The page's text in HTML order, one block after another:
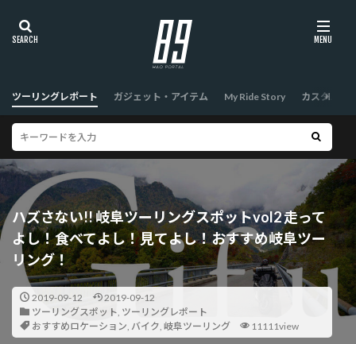
ツーリングレポート ガジェット・アイテム My Ride Story カスタム
ハズさない!! 岐阜ツーリングスポットvol2 走って
よし！食べてよし！見てよし！おすすめ岐阜ツー
リング！
2019-09-12
2019-09-12
ツーリングスポット, ツーリングレポート
おすすめロケーション, バイク, 岐阜ツーリング 11111view